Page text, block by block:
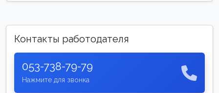
Контакты работодателя
053-738-79-79
Нажмите для звонка